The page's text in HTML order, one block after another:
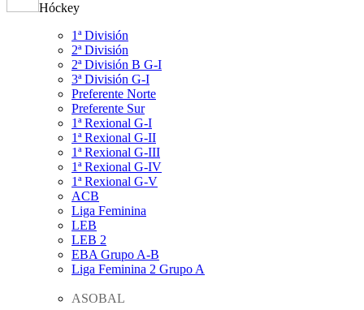
Hóckey
1ª División
2ª División
2ª División B G-I
3ª División G-I
Preferente Norte
Preferente Sur
1ª Rexional G-I
1ª Rexional G-II
1ª Rexional G-III
1ª Rexional G-IV
1ª Rexional G-V
ACB
Liga Feminina
LEB
LEB 2
EBA Grupo A-B
Liga Feminina 2 Grupo A
ASOBAL